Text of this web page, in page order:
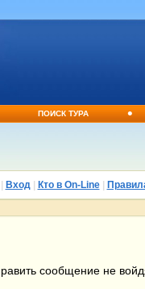
ПОИСК ТУРА •
Вход| Кто в On-Line|
сообщение не